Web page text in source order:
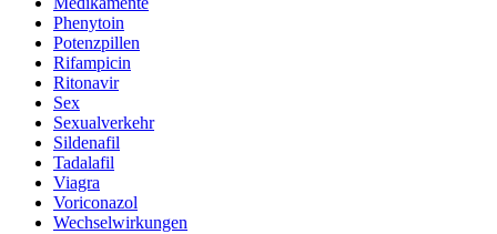
Phenytoin
Potenzpillen
Rifampicin
Ritonavir
Sex
Sexualverkehr
Sildenafil
Tadalafil
Viagra
Voriconazol
Wechselwirkungen